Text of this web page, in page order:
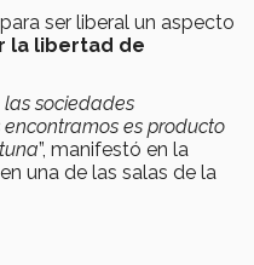
ser liberal un aspecto
la libertad de
sociedades
es producto
”, manifestó en la
una de las salas de la